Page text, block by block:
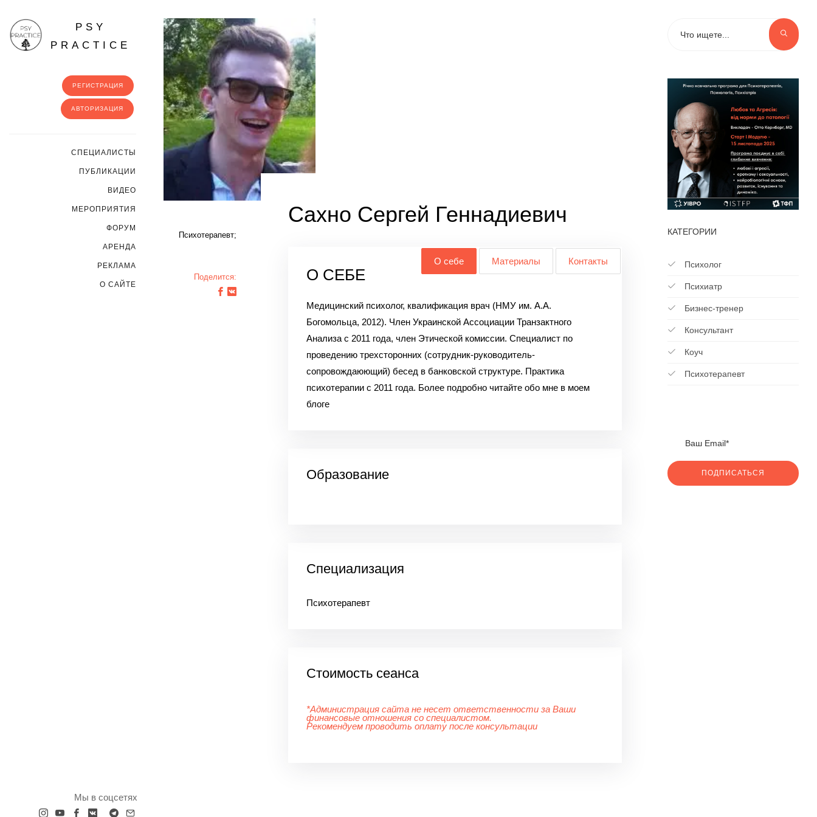
PSY
PRACTICE
РЕГИСТРАЦИЯ
АВТОРИЗАЦИЯ
CПЕЦИАЛИСТЫ
ПУБЛИКАЦИИ
ВИДЕО
МЕРОПРИЯТИЯ
ФОРУМ
АРЕНДА
РЕКЛАМА
О САЙТЕ
Мы в соцсетях
Психотерапевт;
Поделится:
Сахно Сергей Геннадиевич
О себе Материалы Контакты
О СЕБЕ
Медицинский психолог, квалификация врач (НМУ им. А.А.
Богомольца, 2012). Член Украинской Ассоциации Транзактного
Анализа с 2011 года, член Этической комиссии. Специалист по
проведению трехсторонних (сотрудник-руководитель-
сопровождаюющий) бесед в банковской структуре. Практика
психотерапии с 2011 года. Более подробно читайте обо мне в моем
блоге
Образование
Специализация
Психотерапевт
Стоимость сеанса
*Администрация сайта не несет ответственности за Ваши
финансовые отношения со специалистом.
Рекомендуем проводить оплату после консультации
КАТЕГОРИИ
Психолог
Психиатр
Бизнес-тренер
Консультант
Коуч
Психотерапевт
ПОДПИСАТЬСЯ